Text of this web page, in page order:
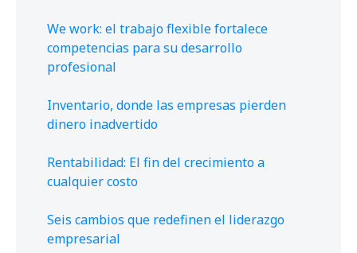
We work: el trabajo flexible fortalece
competencias para su desarrollo
profesional
Inventario, donde las empresas pierden
dinero inadvertido
Rentabilidad: El fin del crecimiento a
cualquier costo
Seis cambios que redefinen el liderazgo
empresarial